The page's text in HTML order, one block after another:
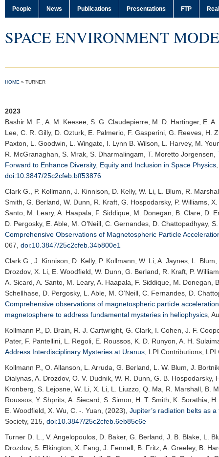
People News Publications Presentations FTP
SPACE ENVIRONMENT
HOME » TURNER
2023
Bashir M. F.
, A. M. Keesee, S. G. Claudepierre, M. D. Hartinger, E.
Lee, C. R. Gilly, D. Ozturk, E. Palmerio, F. Gasperini, G. Reeves,
Paxton, L. Goodwin, L. Wingate, I. Lynn B. Wilson, L. Harvey, M.
R. McGranaghan, S. Mrak, S. Dharmalingam, T. Moretto
Forward to Enhance Diversity, Equity and Inclusion in Space Physics
doi:10.3847/25c2cfeb.bff53876
Clark G.
, P. Kollmann, J. Kinnison, D. Kelly, W. Li, L. Blum, R.
Smith, G. Berland, W. Dunn, R. Kraft, G. Hospodarsky, P. Williams,
Santo, M. Leary, A. Haapala, F. Siddique, M. Donegan, B. Clare, D.
D. Pergosky, E. Able, M. O’Neill, C. Gernandes, D. Chattopadhyay,
Comprehensive Observations of Magnetospheric Particle
067, doi:10.3847/25c2cfeb.34b800e1
Clark G.
, J. Kinnison, D. Kelly, P. Kollmann, W. Li, A. Jaynes, L.
Drozdov, X. Li, E. Woodfield, W. Dunn, G. Berland, R. Kraft, P.
A. Sicard, A. Santo, M. Leary, A. Haapala, F. Siddique, M.
Schellhase, D. Pergosky, L. Able, M. O’Neill, C. Fernandes, D.
Comprehensive observations of magnetospheric particle
magnetosphere to address fundamental mysteries in heliophysics
Kollmann P.
, D. Brain, R. J. Cartwright, G. Clark, I. Cohen, J. F.
Pater, F. Pantellini, L. Regoli, E. Roussos, K. D. Runyon, A. H.
Address Interdisciplinary Mysteries at Uranus LPI Contributions ,
Kollmann P.
, O. Allanson, L. Arruda, G. Berland, L. W. Blum, J.
Dialynas, A. Drozdov, O. V. Dudnik, W. R. Dunn, G. B.
Kronberg, S. Lejosne, W. Li, X. Li, L. Liuzzo, Q. Ma, R. Marshall, B.
Roussos, Y. Shprits, A. Siecard, S. Simon, H. T. Smith, K. Sorathia,
E. Woodfield, X. Wu, C. -. Yuan, (2023), Jupiter’s radiation belts as
Society, 215, doi:10.3847/25c2cfeb.6eb85c6e
Turner D. L.
, V. Angelopoulos, D. Baker, G. Berland, J. B. Blake, L.
Drozdov, S. Elkington, X. Fang, J. Fennell, B. Fritz, A. Greeley, B.